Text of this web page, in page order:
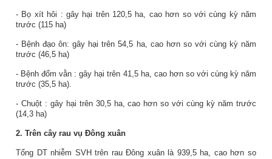
- Bọ xít hôi : gây hại trên 120,5 ha, cao hơn so với cùng kỳ năm
trước (115 ha)
- Bệnh đạo ôn: gây hại trên54,5 ha, cao hơn so với cùng kỳ năm
trước (46,5 ha)
- Bệnhđốm vằn : gây hại trên 41,5 ha, cao hơn so với cùng kỳ năm
trước (35,5 ha)
- Chuột : gây hại trên 30,5 ha, cao hơn so với cùng kỳ nămtrước
(14,3 ha)
2. Trên cây rau vụ Đông xuân
Tổng DT nhiễm SVH trên rau Đông xuân là 939,5 ha, cao hơn so